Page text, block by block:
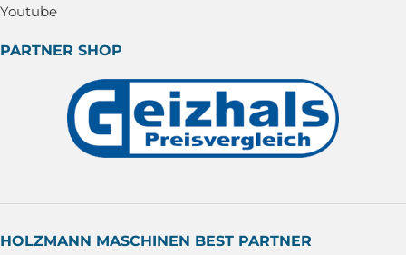
Youtube
PARTNER SHOP
HOLZMANN MASCHINEN BEST PARTNER